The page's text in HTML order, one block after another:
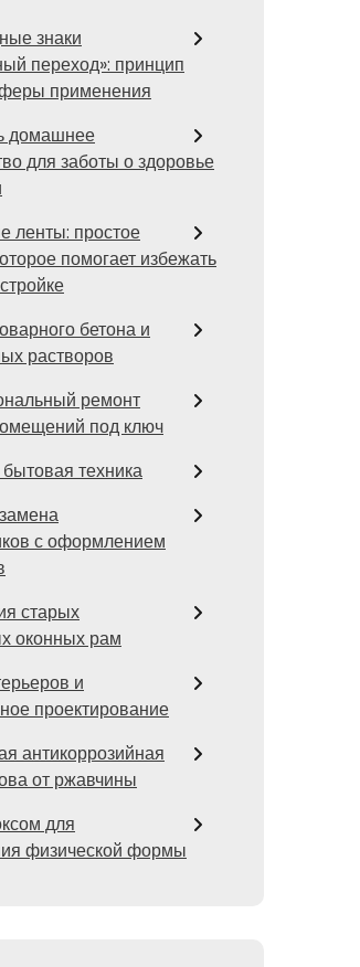
знаки
переход»: принцип
применения
домашнее
для заботы о здоровье
ленты: простое
помогает избежать
бетона и
растворов
ремонт
под ключ
техника
с оформлением
старых
оконных рам
и
проектирование
антикоррозийная
от ржавчины
для
физической формы